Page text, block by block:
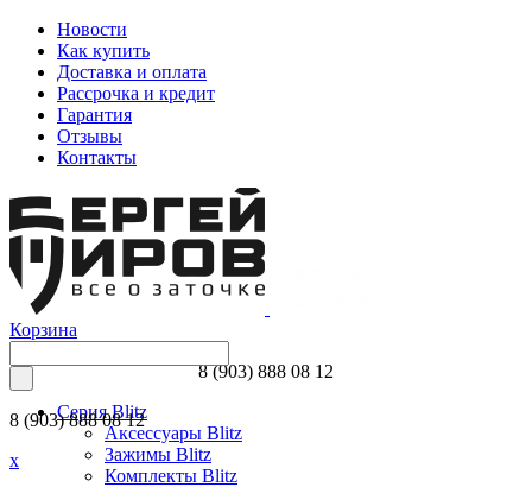
Новости
Как купить
Доставка и оплата
Рассрочка и кредит
Гарантия
Отзывы
Контакты
Корзина
8 (903) 888 08 12
x
8 (903) 888 08 12
Серия Blitz
Аксессуары Blitz
Зажимы Blitz
Комплекты Blitz